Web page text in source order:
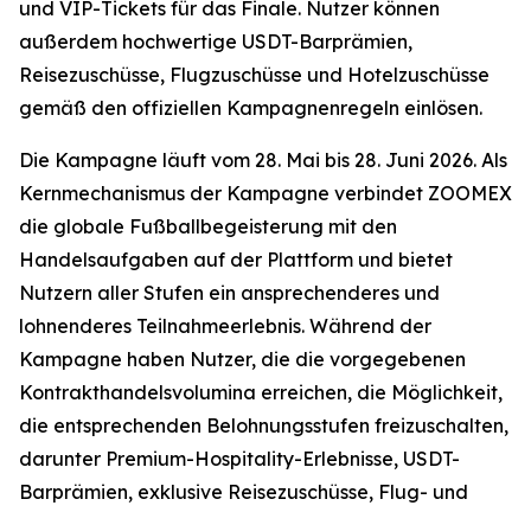
und VIP-Tickets für das Finale. Nutzer können
außerdem hochwertige USDT-Barprämien,
Reisezuschüsse, Flugzuschüsse und Hotelzuschüsse
gemäß den offiziellen Kampagnenregeln einlösen.
Die Kampagne läuft vom 28. Mai bis 28. Juni 2026. Als
Kernmechanismus der Kampagne verbindet ZOOMEX
die globale Fußballbegeisterung mit den
Handelsaufgaben auf der Plattform und bietet
Nutzern aller Stufen ein ansprechenderes und
lohnenderes Teilnahmeerlebnis. Während der
Kampagne haben Nutzer, die die vorgegebenen
Kontrakthandelsvolumina erreichen, die Möglichkeit,
die entsprechenden Belohnungsstufen freizuschalten,
darunter Premium-Hospitality-Erlebnisse, USDT-
Barprämien, exklusive Reisezuschüsse, Flug- und